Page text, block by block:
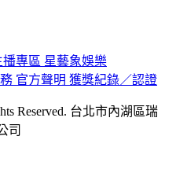
播專區 星藝象娛樂
官方聲明 獲獎紀錄／認證
Reserved. 台北市內湖區瑞
司